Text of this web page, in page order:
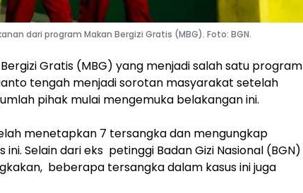
dari program Makan Bergizi Gratis (MBG). Foto: BGN.
Gratis (MBG) yang menjadi salah satu program
tengah menjadi sorotan masyarakat setelah
pihak mulai mengemuka belakangan ini.
menetapkan 7 tersangka dan mengungkap
Selain dari eks petinggi Badan Gizi Nasional (BGN)
beberapa tersangka dalam kasus ini juga